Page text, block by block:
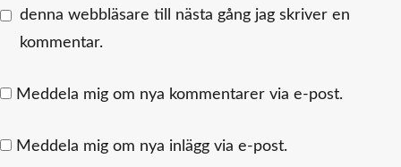
denna webbläsare till nästa gång jag skriver en
kommentar.
Meddela mig om nya kommentarer via e-post.
Meddela mig om nya inlägg via e-post.